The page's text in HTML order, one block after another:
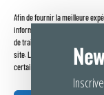
Afin de fournir la meilleure
informations sur votre
de traiter des données telles
site. Le fait de ne pas
certaines caractéristiques et